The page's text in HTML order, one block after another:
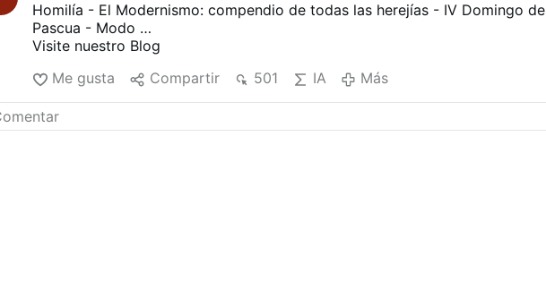
Homilía - El Modernismo: compendio de todas las herejías - IV Domingo de
Pascua - Modo …
Visite nuestro Blog
Me gusta
Compartir 501 IA Más